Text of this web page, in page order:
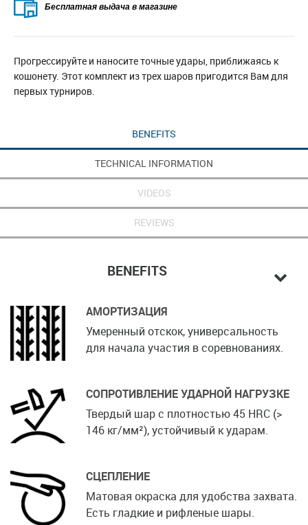
Бесплатная выдача в магазине
Прогрессируйте и наносите точные удары, приближаясь к
кошонету. Этот комплект из трех шаров пригодится Вам для
первых турниров.
BENEFITS
TECHNICAL INFORMATION
VIDEOS
REVIEWS
BENEFITS
АМОРТИЗАЦИЯ
Умеренный отскок, универсальность
для начала участия в соревнованиях.
СОПРОТИВЛЕНИЕ УДАРНОЙ НАГРУЗКЕ
Твердый шар с плотностью 45 HRC (>
146 кг/мм²), устойчивый к ударам.
СЦЕПЛЕНИЕ
Матовая окраска для удобства захвата.
Есть гладкие и рифленые шары.